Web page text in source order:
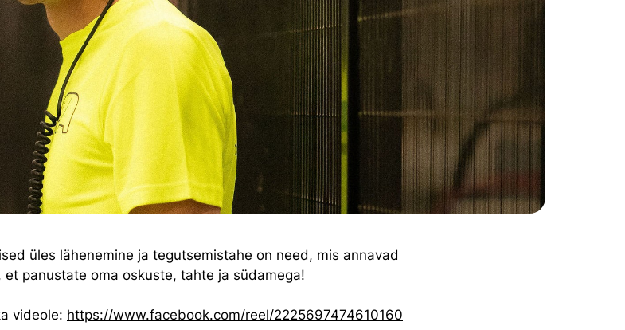
üles lähenemine ja tegutsemistahe on need, mis annavad
panustate oma oskuste, tahte ja südamega!
videole: https://www.facebook.com/reel/2225697474610160